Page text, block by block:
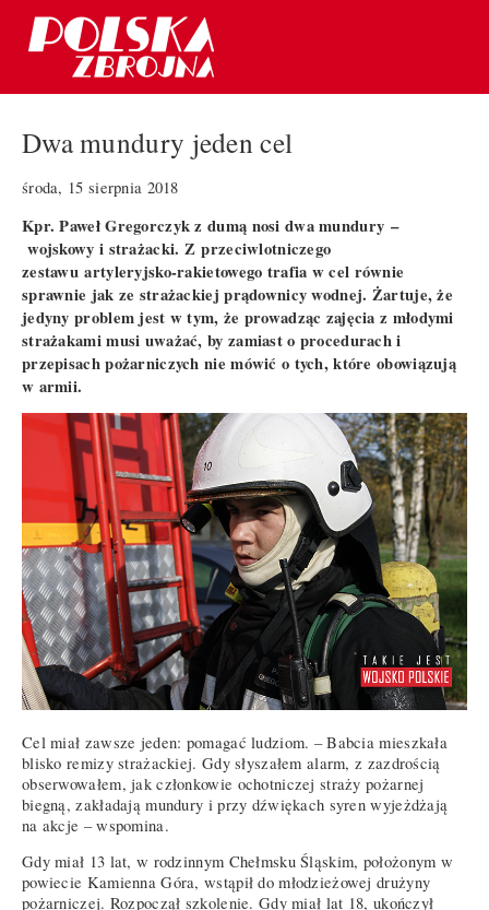
Dwa mundury jeden cel
środa, 15 sierpnia 2018
Kpr. Paweł Gregorczyk z dumą nosi dwa mundury –
wojskowy i strażacki. Z przeciwlotniczego
zestawu artyleryjsko-rakietowego trafia w cel równie
sprawnie jak ze strażackiej prądownicy wodnej. Żartuje, że
jedyny problem jest w tym, że prowadząc zajęcia z młodymi
strażakami musi uważać, by zamiast o procedurach i
przepisach pożarniczych nie mówić o tych, które obowiązują
w armii.
Cel miał zawsze jeden: pomagać ludziom. – Babcia mieszkała
blisko remizy strażackiej. Gdy słyszałem alarm, z zazdrością
obserwowałem, jak członkowie ochotniczej straży pożarnej
biegną, zakładają mundury i przy dźwiękach syren wyjeżdżają
na akcje – wspomina.
Gdy miał 13 lat, w rodzinnym Chełmsku Śląskim, położonym w
powiecie Kamienna Góra, wstąpił do młodzieżowej drużyny
pożarniczej. Rozpoczął szkolenie. Gdy miał lat 18, ukończył